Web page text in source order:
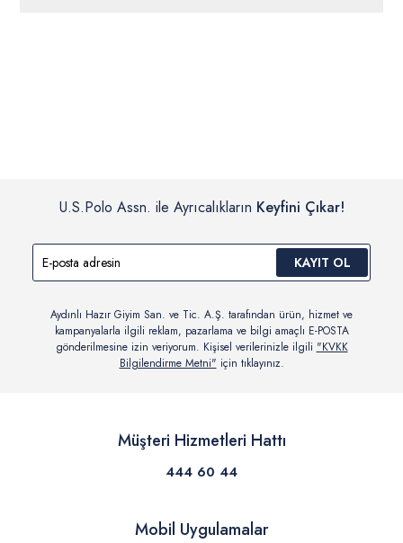
U.S.Polo Assn. ile Ayrıcalıkların Keyfini Çıkar!
KAYIT OL
Aydınlı Hazır Giyim San. ve Tic. A.Ş. tarafından ürün, hizmet ve
kampanyalarla ilgili reklam, pazarlama ve bilgi amaçlı E-POSTA
gönderilmesine izin veriyorum. Kişisel verilerinizle ilgili "KVKK
Bilgilendirme Metni" için tıklayınız.
Müşteri Hizmetleri Hattı
444 60 44
Mobil Uygulamalar